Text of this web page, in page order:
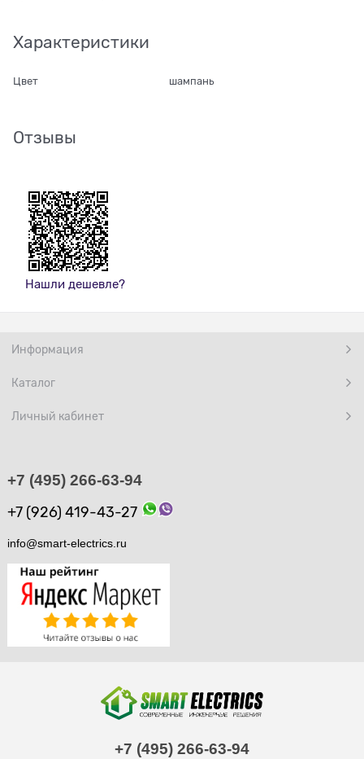
Характеристики
Цвет шампань
Отзывы
Нашли дешевле?
Информация
Каталог
Личный кабинет
+7 (495) 266-63-94
+7 (926) 419-43-27
info@smart-electrics.ru
+7 (495) 266-63-94